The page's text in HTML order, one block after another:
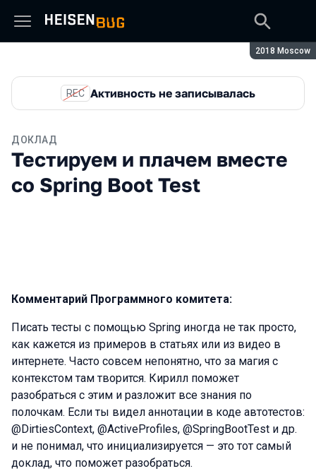
Сезон:
2018 Moscow
REC Активность не записывалась
ДОКЛАД
Тестируем и плачем вместе
со Spring Boot Test
Комментарий Программного комитета:
Писать тесты с помощью Spring иногда не так просто,
как кажется из примеров в статьях или из видео в
интернете. Часто совсем непонятно, что за магия с
контекстом там творится. Кирилл поможет
разобраться с этим и разложит все знания по
полочкам. Если ты видел аннотации в коде автотестов:
@DirtiesContext, @ActiveProfiles, @SpringBootTest и др.
и не понимал, что инициализируется — это тот самый
доклад, что поможет разобраться.